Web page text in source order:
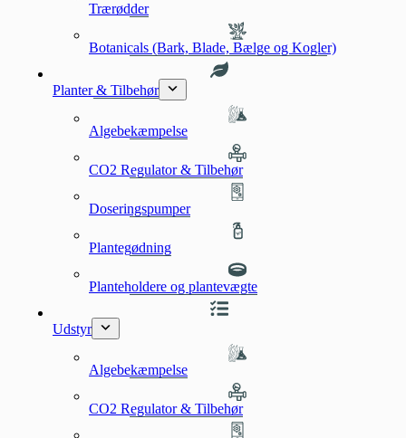
Trærødder
Botanicals (Bark, Blade, Bælge og Kogler)
Planter & Tilbehør
Algebekæmpelse
CO2 Regulator & Tilbehør
Doseringspumper
Plantegødning
Planteholdere og plantevægte
Udstyr
Algebekæmpelse
CO2 Regulator & Tilbehør